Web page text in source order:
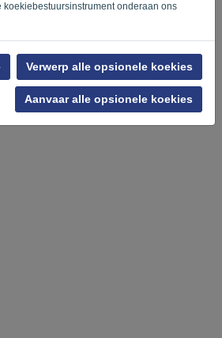
koekiebestuursinstrument onderaan ons
Verwerp alle opsionele koekies
Aanvaar alle opsionele koekies
en voorwaardes